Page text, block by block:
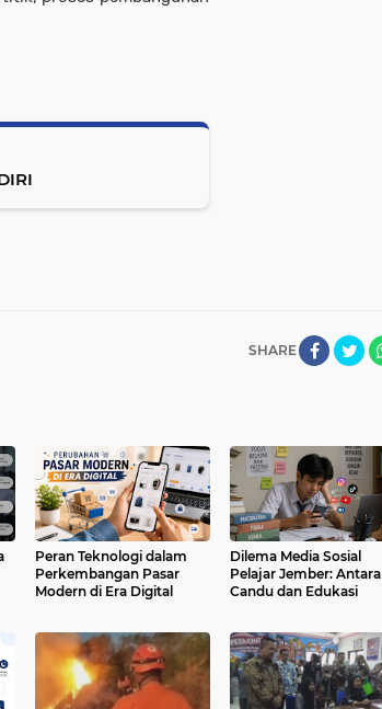
SHARE
Peran Teknologi dalam
Perkembangan Pasar
Modern di Era Digital
Dilema Media Sosial
Pelajar Jember: Antara
Candu dan Edukasi